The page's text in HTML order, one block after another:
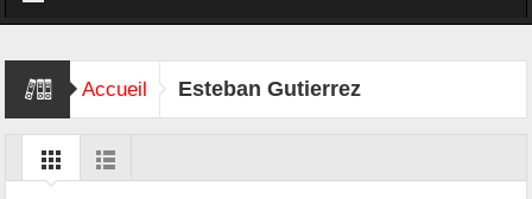
Accueil Esteban Gutierrez